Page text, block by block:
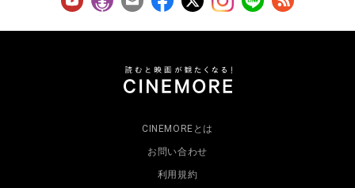
CINEMOREとは
お問い合わせ
利用規約